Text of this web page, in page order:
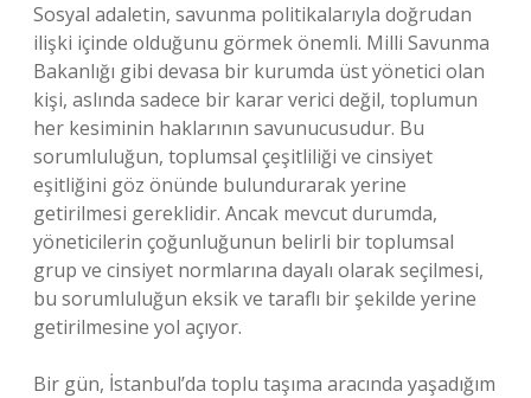
Sosyal adaletin, savunma politikalarıyla doğrudan
ilişki içinde olduğunu görmek önemli. Milli Savunma
Bakanlığı gibi devasa bir kurumda üst yönetici olan
kişi, aslında sadece bir karar verici değil, toplumun
her kesiminin haklarının savunucusudur. Bu
sorumluluğun, toplumsal çeşitliliği ve cinsiyet
eşitliğini göz önünde bulundurarak yerine
getirilmesi gereklidir. Ancak mevcut durumda,
yöneticilerin çoğunluğunun belirli bir toplumsal
grup ve cinsiyet normlarına dayalı olarak seçilmesi,
bu sorumluluğun eksik ve taraflı bir şekilde yerine
getirilmesine yol açıyor.
Bir gün, İstanbul’da toplu taşıma aracında yaşadığım